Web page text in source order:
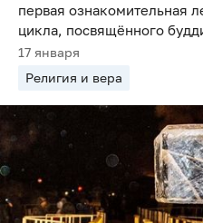
первая ознакомительная
цикла, посвящённого
17 января
Религия и вера